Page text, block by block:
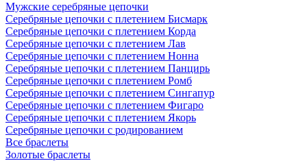
Мужские серебряные цепочки
Серебряные цепочки с плетением Бисмарк
Серебряные цепочки с плетением Корда
Серебряные цепочки с плетением Лав
Серебряные цепочки с плетением Нонна
Серебряные цепочки с плетением Панцирь
Серебряные цепочки с плетением Ромб
Серебряные цепочки с плетением Сингапур
Серебряные цепочки с плетением Фигаро
Серебряные цепочки с плетением Якорь
Серебряные цепочки с родированием
Все браслеты
Золотые браслеты